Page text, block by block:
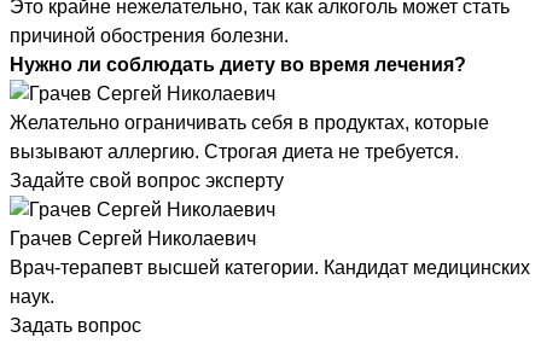
Это крайне нежелательно, так как алкоголь может стать
причиной обострения болезни.
Нужно ли соблюдать диету во время лечения?
Желательно ограничивать себя в продуктах, которые
вызывают аллергию. Строгая диета не требуется.
Задайте свой вопрос эксперту
Грачев Сергей Николаевич
Врач-терапевт высшей категории. Кандидат медицинских
наук.
Задать вопрос